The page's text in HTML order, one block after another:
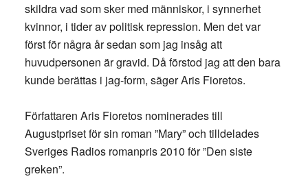
skildra vad som sker med människor, i synnerhet
kvinnor, i tider av politisk repression. Men det var
först för några år sedan som jag insåg att
huvudpersonen är gravid. Då förstod jag att den bara
kunde berättas i jag-form, säger Aris Fioretos.
Författaren Aris Fioretos nominerades till
Augustpriset för sin roman ”Mary” och tilldelades
Sveriges Radios romanpris 2010 för ”Den siste
greken”.